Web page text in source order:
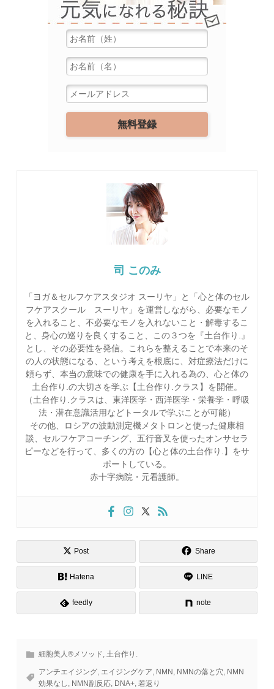
司 このみ
「ヨガ＆セルフケアスタジオ スーリヤ」と「心と体のセル
フケアスクール スーリヤ」を運営しながら、必要なモノ
を入れること、不必要なモノを入れないこと・解毒するこ
と、身心の巡りを良くすること、この３つを『土台作り.』
とし、その必要性を発信。これらを整えることで本来のそ
の人の状態になる、という考えを根底に、対症療法だけに
頼らず、本当の意味での健康を手に入れる為の、心と体の
土台作り.の大切さを学ぶ【土台作り.クラス】を開催。
（土台作り.クラスは、東洋医学・西洋医学・栄養学・呼吸
法・潜在意識活用などトータルで学ぶことが可能）
その他、ロシアの波動測定機メタトロンと使った健康相
談、セルフケアコーチング、五行音叉を使ったオンサセラ
ピーなどを行って、多くの方の【心と体の土台作り.】をサ
ポートしている。
赤十字病院・元看護師。
Post Share
Hatena LINE
feedly note
細胞美人®メソッド,土台作り.
アンチエイジング, エイジングケア, NMN , NMNの落と穴, NMN
効果なし , NMN副反応, DNA+,若返り